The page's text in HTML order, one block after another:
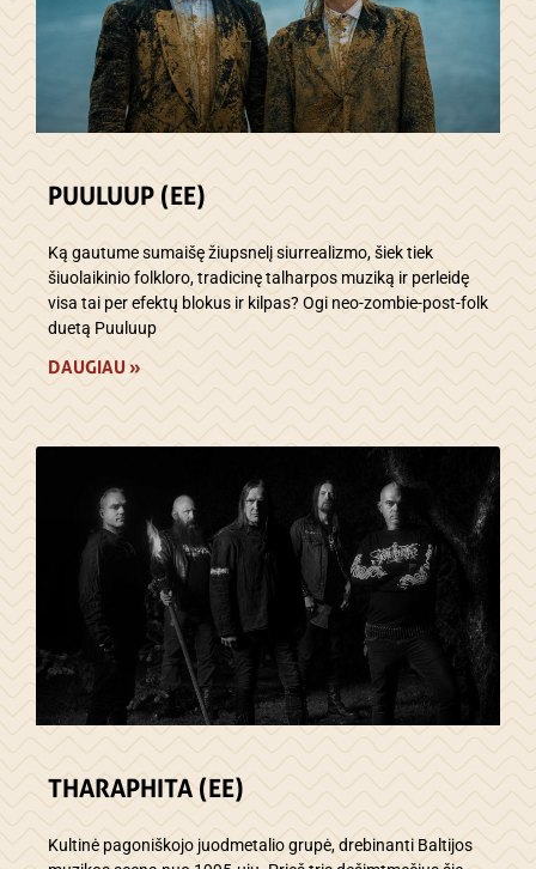
PUULUUP (EE)
Ką gautume sumaišę žiupsnelį siurrealizmo, šiek tiek
šiuolaikinio folkloro, tradicinę talharpos muziką ir perleidę
visa tai per efektų blokus ir kilpas? Ogi neo-zombie-post-folk
duetą Puuluup
DAUGIAU »
THARAPHITA (EE)
Kultinė pagoniškojo juodmetalio grupė, drebinanti Baltijos